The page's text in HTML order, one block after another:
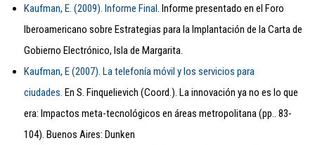
Kaufman, E. (2009). Informe Final. Informe presentado en el Foro
Iberoamericano sobre Estrategias para la Implantación de la Carta de
Gobierno Electrónico, Isla de Margarita.
Kaufman, E (2007). La telefonía móvil y los servicios para
ciudades. En S. Finquelievich (Coord.). La innovación ya no es lo que
era: Impactos meta-tecnológicos en áreas metropolitana (pp.. 83-
104). Buenos Aires: Dunken